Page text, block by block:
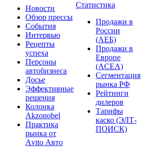
Новости
Обзор прессы
События
Интервью
Рецепты
успеха
Персоны
автобизнеса
Досье
Эффективные
решения
Колонка
Akzonobel
Практика
рынка от
Аvito Авто
Статистика
Продажи в
России
(АЕБ)
Продажи в
Европе
(ACEA)
Сегментация
рынка РФ
Рейтинги
дилеров
Тарифы
каско (ЭЛТ-
ПОИСК)